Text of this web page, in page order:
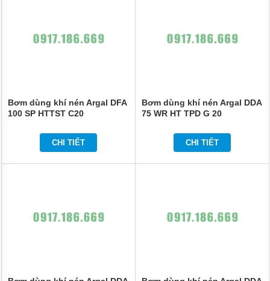
Bơm dùng khí nén Argal DFA
100 SP HTTST C20
CHI TIẾT
Bơm dùng khí nén Argal DDA
75 WR HT TPD G 20
CHI TIẾT